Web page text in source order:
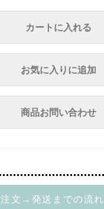
カートに入れる
お気に入りに追加
商品お問い合わせ
注文→発送までの流れ